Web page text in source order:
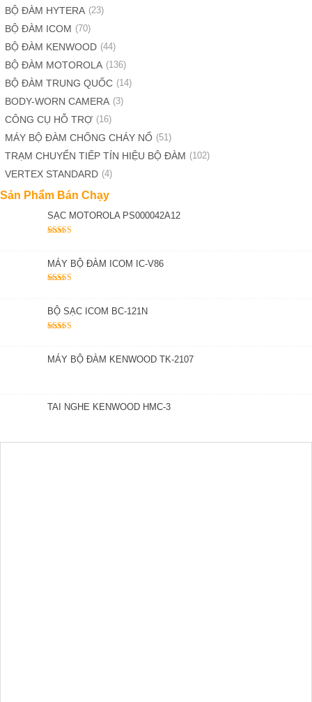
BỘ ĐÀM HYTERA (23)
BỘ ĐÀM ICOM (70)
BỘ ĐÀM KENWOOD (44)
BỘ ĐÀM MOTOROLA (136)
BỘ ĐÀM TRUNG QUỐC (14)
BODY-WORN CAMERA (3)
CÔNG CỤ HỖ TRỢ (16)
MÁY BỘ ĐÀM CHỐNG CHÁY NỔ (51)
TRẠM CHUYỂN TIẾP TÍN HIỆU BỘ ĐÀM (102)
VERTEX STANDARD (4)
Sản Phẩm Bán Chạy
SẠC MOTOROLA PS000042A12
sao
MÁY BỘ ĐÀM ICOM IC-V86
sao
BỘ SẠC ICOM BC-121N
sao
MÁY BỘ ĐÀM KENWOOD TK-2107
TAI NGHE KENWOOD HMC-3